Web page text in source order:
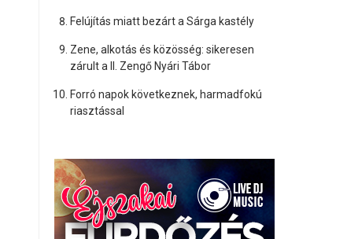
Felújítás miatt bezárt a Sárga kastély
Zene, alkotás és közösség: sikeresen
zárult a II. Zengő Nyári Tábor
Forró napok következnek, harmadfokú
riasztással